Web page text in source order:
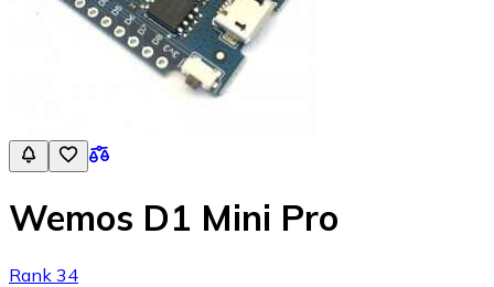
Wemos D1 Mini Pro
Rank 34